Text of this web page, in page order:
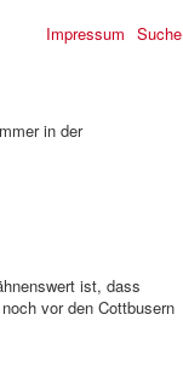
Suche
Impressum
in der
ist, dass
vor den Cottbusern